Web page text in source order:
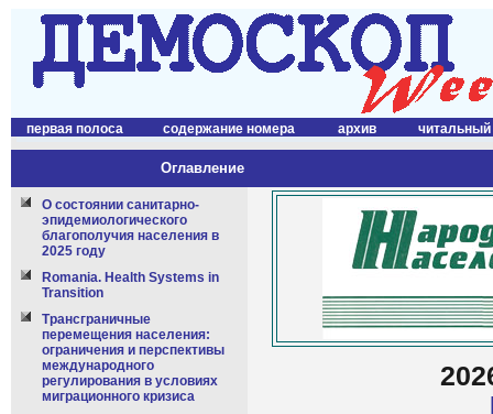
первая полоса содержание номера архив читальный
Оглавление
О состоянии санитарно-
эпидемиологического
благополучия населения в
2025 году
Romania. Health Systems in
Transition
Трансграничные
перемещения населения:
ограничения и перспективы
международного
регулирования в условиях
миграционного кризиса